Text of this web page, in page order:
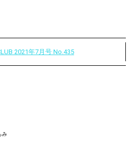
2021年7月号 No.435
み